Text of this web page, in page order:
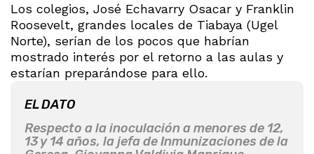
Los colegios, José Echavarry Osacar y Franklin
Roosevelt, grandes locales de Tiabaya (Ugel
Norte), serían de los pocos que habrían
mostrado interés por el retorno a las aulas y
estarían preparándose para ello.
EL DATO
Respecto a la inoculación a menores de 12,
13 y 14 años, la jefa de Inmunizaciones de la